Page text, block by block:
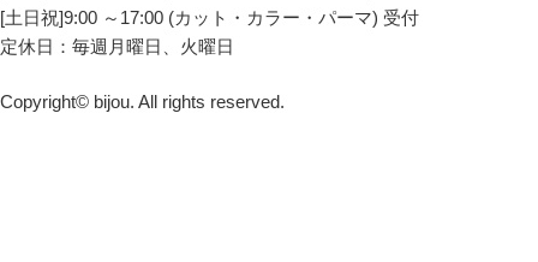
[土日祝]9:00 ～17:00 (カット・カラー・パーマ) 受付
定休日：毎週月曜日、火曜日
Copyright© bijou. All rights reserved.